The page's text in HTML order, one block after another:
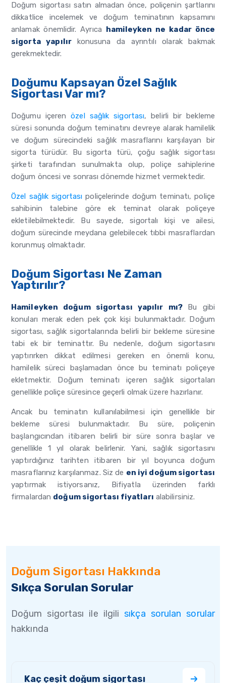
Doğum sigortası satın almadan önce, poliçenin şartlarını
dikkatlice incelemek ve doğum teminatının kapsamını
anlamak önemlidir. Ayrıca hamileyken ne kadar önce
sigorta yapılır konusuna da ayrıntılı olarak bakmak
gerekmektedir.
Doğumu Kapsayan Özel Sağlık
Sigortası Var mı?
Doğumu içerenözel sağlık sigortası, belirli bir bekleme
süresi sonunda doğum teminatını devreye alarak hamilelik
ve doğum sürecindeki sağlık masraflarını karşılayan bir
sigorta türüdür. Bu sigorta türü, çoğu sağlık sigortası
şirketi tarafından sunulmakta olup, poliçe sahiplerine
doğum öncesi ve sonrası dönemde hizmet vermektedir.
Özel sağlık sigortası poliçelerinde doğum teminatı, poliçe
sahibinin talebine göre ek teminat olarak poliçeye
ekletilebilmektedir. Bu sayede, sigortalı kişi ve ailesi,
doğum sürecinde meydana gelebilecek tıbbi masraflardan
korunmuş olmaktadır.
Doğum Sigortası Ne Zaman
Yaptırılır?
Hamileyken doğum sigortası yapılır mı? Bu gibi
konuları merak eden pek çok kişi bulunmaktadır. Doğum
sigortası, sağlık sigortalarında belirli bir bekleme süresine
tabi ek bir teminattır. Bu nedenle, doğum sigortasını
yaptırırken dikkat edilmesi gereken en önemli konu,
hamilelik süreci başlamadan önce bu teminatı poliçeye
ekletmektir. Doğum teminatı içeren sağlık sigortaları
genellikle poliçe süresince geçerli olmak üzere hazırlanır.
Ancak bu teminatın kullanılabilmesi için genellikle bir
bekleme süresi bulunmaktadır. Bu süre, poliçenin
başlangıcından itibaren belirli bir süre sonra başlar ve
genellikle 1 yıl olarak belirlenir. Yani, sağlık sigortasını
yaptırdığınız tarihten itibaren bir yıl boyunca doğum
masraflarınız karşılanmaz. Siz de en iyi doğum sigortası
yaptırmak istiyorsanız, Bifiyatla üzerinden farklı
firmalardan doğum sigortası fiyatları alabilirsiniz.
Doğum Sigortası Hakkında
Sıkça Sorulan Sorular
Doğum sigortası ile ilgilisıkça sorulan sorular
hakkında
Kaç çeşit doğum sigortası